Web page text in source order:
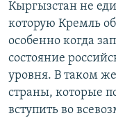
Кыргызстан не
которую Кремль
особенно когда
состояние
уровня. В таком
страны, которые
вступить во